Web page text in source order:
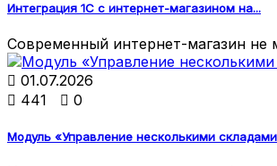
Интеграция 1С с интернет-магазином на...
Современный интернет-магазин не
 01.07.2026
 441  0
Модуль «Управление несколькими